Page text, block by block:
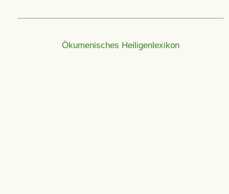
Ökumenisches Heiligenlexikon